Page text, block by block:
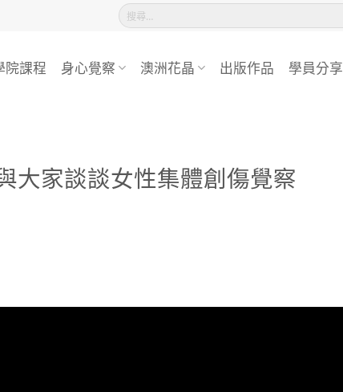
搜
尋
字:
院課程 身心覺察 澳洲花晶 出版作品 學員分享
大家談談女性集體創傷覺察